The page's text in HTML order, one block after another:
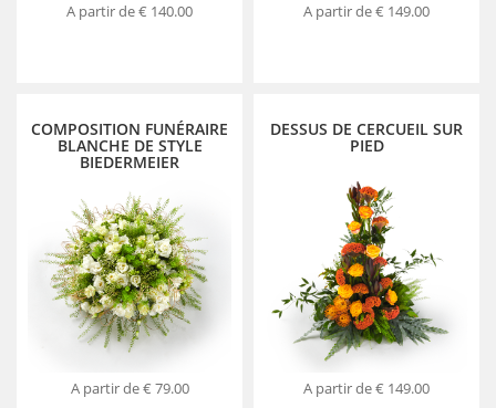
A partir de€ 140.00 A partir de€ 149.00
COMPOSITION FUNÉRAIRE
BLANCHE DE STYLE
BIEDERMEIER
A partir de€ 79.00
DESSUS DE CERCUEIL SUR
PIED
A partir de€ 149.00